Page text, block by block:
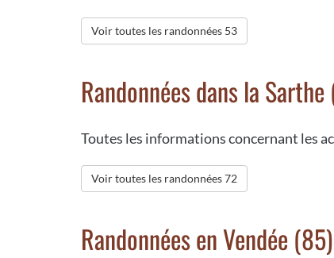
Voir toutes les randonnées 53
Randonnées dans la Sarthe
Toutes les informations concernant les
Voir toutes les randonnées 72
Randonnées en Vendée (85)